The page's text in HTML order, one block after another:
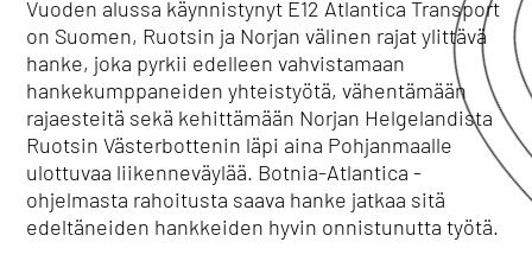
Vuoden alussa käynnistynyt E12 Atlantica Transport
on Suomen, Ruotsin ja Norjan välinen rajat ylittävä
hanke, joka pyrkii edelleen vahvistamaan
hankekumppaneiden yhteistyötä, vähentämään
rajaesteitä sekä kehittämään Norjan Helgelandista
Ruotsin Västerbottenin läpi aina Pohjanmaalle
ulottuvaa liikenneväylää. Botnia-Atlantica -
ohjelmasta rahoitusta saava hanke jatkaa sitä
edeltäneiden hankkeiden hyvin onnistunutta työtä.